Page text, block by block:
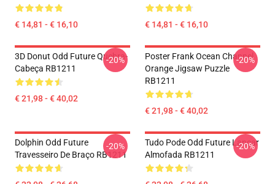
€ 14,81 - € 16,10 € 14,81 - € 16,10
3D Donut Odd Future Quebra-
Cabeça RB1211
€ 21,98 - € 40,02
-20%
Poster Frank Ocean Channel
Orange Jigsaw Puzzle
RB1211
€ 21,98 - € 40,02
-20%
Dolphin Odd Future
Travesseiro De Braço RB1211
-20%
Tudo Pode Odd Future Lançar
Almofada RB1211
-20%